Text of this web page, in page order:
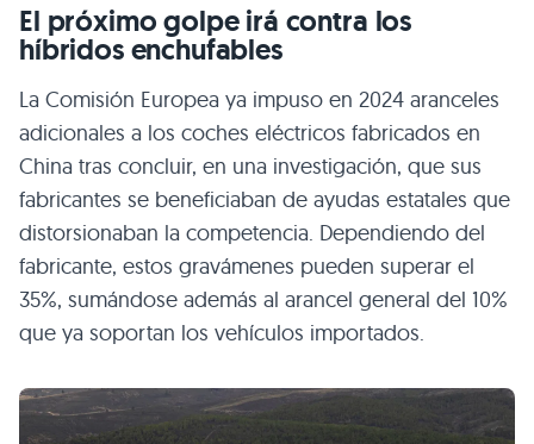
El próximo golpe irá contra los
híbridos enchufables
La Comisión Europea ya impuso en 2024 aranceles
adicionales a los coches eléctricos fabricados en
China tras concluir, en una investigación, que sus
fabricantes se beneficiaban de ayudas estatales que
distorsionaban la competencia. Dependiendo del
fabricante, estos gravámenes pueden superar el
35%, sumándose además al arancel general del 10%
que ya soportan los vehículos importados.